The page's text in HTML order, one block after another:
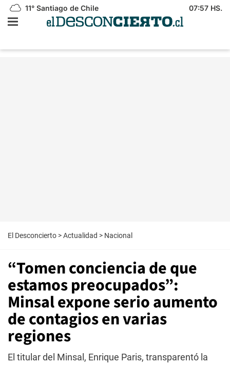
11° Santiago de Chile 07:57 HS.
El Desconcierto >Actualidad > Nacional
“Tomen conciencia de que
estamos preocupados”:
Minsal expone serio aumento
de contagios en varias
regiones
El titular del Minsal, Enrique Paris, transparentó la